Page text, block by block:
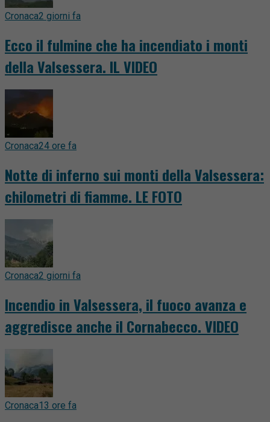
Cronaca2 giorni fa
Ecco il fulmine che ha incendiato i monti
della Valsessera. IL VIDEO
Cronaca24 ore fa
Notte di inferno sui monti della Valsessera:
chilometri di fiamme. LE FOTO
Cronaca2 giorni fa
Incendio in Valsessera, il fuoco avanza e
aggredisce anche il Cornabecco. VIDEO
Cronaca13 ore fa